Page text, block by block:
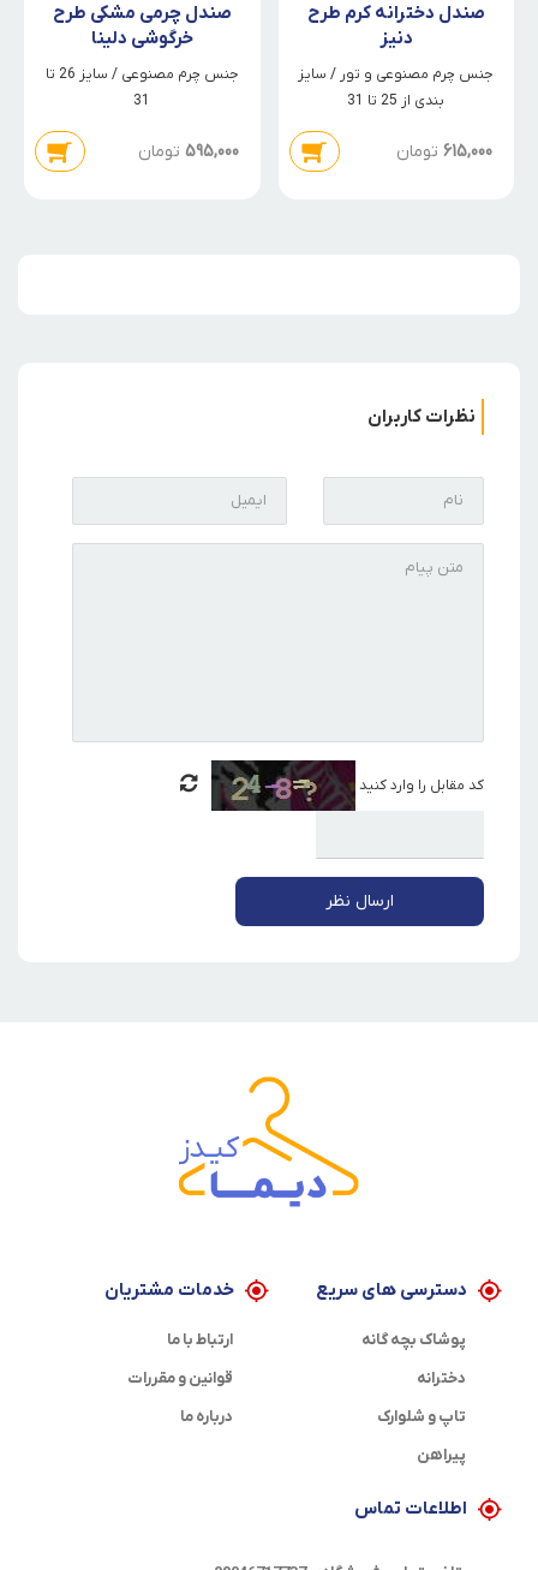
صندل دخترانه کرم طرح
دنیز
جنس چرم مصنوعی و تور / سایز
بندی از 25 تا 31
615,000 تومان
صندل چرمی مشکی طرح
خرگوشی دلینا
جنس چرم مصنوعی / سایز 26 تا
31
595,000 تومان
نظرات کاربران
کد مقابل را وارد کنید
ارسال نظر
دسترسی های سریع
پوشاک بچه گانه
دخترانه
تاپ و شلوارک
پیراهن
خدمات مشتریان
ارتباط با ما
قوانین و مقررات
درباره ما
اطلاعات تماس